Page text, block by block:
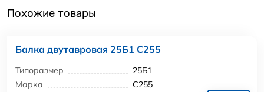
Похожие товары
Балка двутавровая 25Б1 С255
Типоразмер
25Б1
Марка
С255